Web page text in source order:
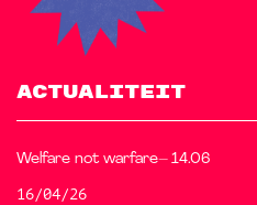
ACTUALITEIT
Welfare not warfare– 14.06
16/04/26